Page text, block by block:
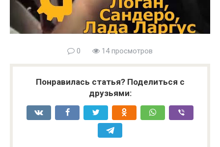
0 14 просмотров
Понравилась статья? Поделиться с
друзьями: